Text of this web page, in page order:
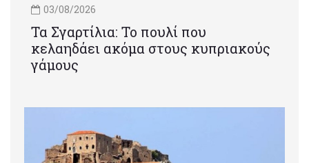
03/08/2026
Τα Σγαρτίλια: Το πουλί που
κελαηδάει ακόμα στους κυπριακούς
γάμους